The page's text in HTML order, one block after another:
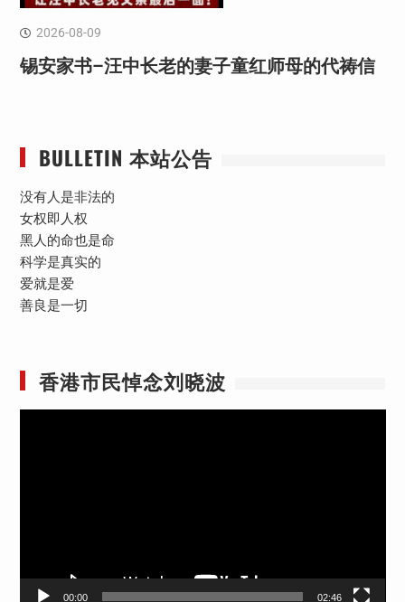
2026-08-09
锡安家书–汪中长老的妻子童红⁩师母的代祷信
BULLETIN 本站公告
没有人是非法的
女权即人权
黑人的命也是命
科学是真实的
爱就是爱
善良是一切
香港市民悼念刘晓波
00:00 02:46